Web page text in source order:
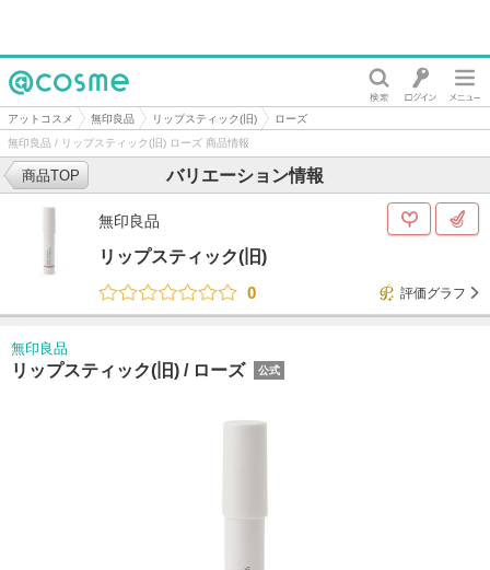
@cosme
アットコスメ 無印良品 リップスティック(旧)
ローズ
無印良品 / リップスティック(旧) ローズ 商品情報
バリエーション情報
商品TOP
無印良品
リップスティック(旧)
0
評価グラフ
無印良品
リップスティック(旧) / ローズ 公式